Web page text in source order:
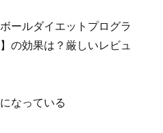
ールダイエットプログラ
の効果は？厳しいレビュ
なっている